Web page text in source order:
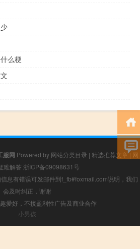
么梗
服网 Powered by 网站分类目录 | 精选推荐文章| 网
难解答 浙ICP备09098631号
息有错误可发邮件到f_fb#foxmail.com说明，我们
会及时纠正，谢谢
爱好，不接盈利性广告及商业合作
小男孩